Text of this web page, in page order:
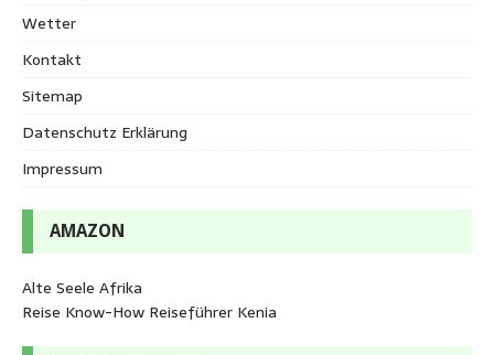
Wetter
Kontakt
Sitemap
Datenschutz Erklärung
Impressum
AMAZON
Alte Seele Afrika
Reise Know-How Reiseführer Kenia